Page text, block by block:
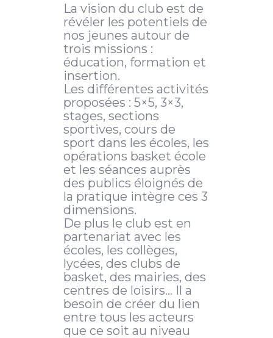
La vision du club est de
révéler les potentiels de
nos jeunes autour de
trois missions :
éducation, formation et
insertion.
Les différentes activités
proposées : 5×5, 3×3,
stages, sections
sportives, cours de
sport dans les écoles, les
opérations basket école
et les séances auprès
des publics éloignés de
la pratique intègre ces 3
dimensions.
De plus le club est en
partenariat avec les
écoles, les collèges,
lycées, des clubs de
basket, des mairies, des
centres de loisirs… Il a
besoin de créer du lien
entre tous les acteurs
que ce soit au niveau